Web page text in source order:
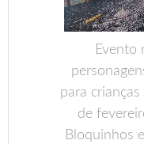
Evento
para
de
Bloquinhos